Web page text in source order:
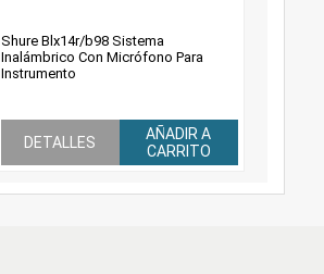
Shure Blx14r/b98 Sistema
Inalámbrico Con Micrófono Para
Instrumento
DETALLES
AÑADIR A
CARRITO